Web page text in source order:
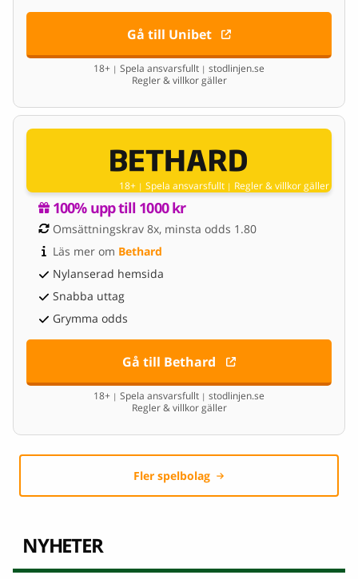
Gå till Unibet
18+ | Spela ansvarsfullt | stodlinjen.se
Regler & villkor gäller
18+ | Spela ansvarsfullt | Regler & villkor gäller
100% upp till 1000 kr
Omsättningskrav 8x, minsta odds 1.80
Läs mer om Bethard
Nylanserad hemsida
Snabba uttag
Grymma odds
Gå till Bethard
18+ | Spela ansvarsfullt | stodlinjen.se
Regler & villkor gäller
Fler spelbolag
NYHETER